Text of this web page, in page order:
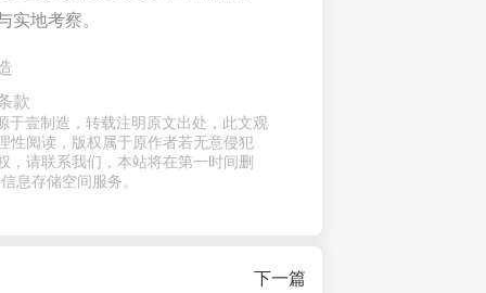
实地考察。
款
于壹制造，转载注明原文出处，此文观
性阅读，版权属于原作者若无意侵犯
，请联系我们，本站将在第一时间删
息存储空间服务。
下一篇